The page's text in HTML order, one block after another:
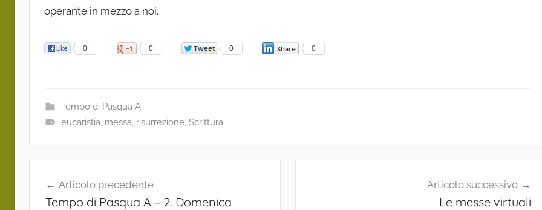
operante in mezzo a noi.
0 0 0 0
Tempo di Pasqua A
eucaristia, messa, risurrezione, Scrittura
articoliArticolo precedente
Tempo di Pasqua A – 2. Domenica
Articolo successivo
Le messe virtuali